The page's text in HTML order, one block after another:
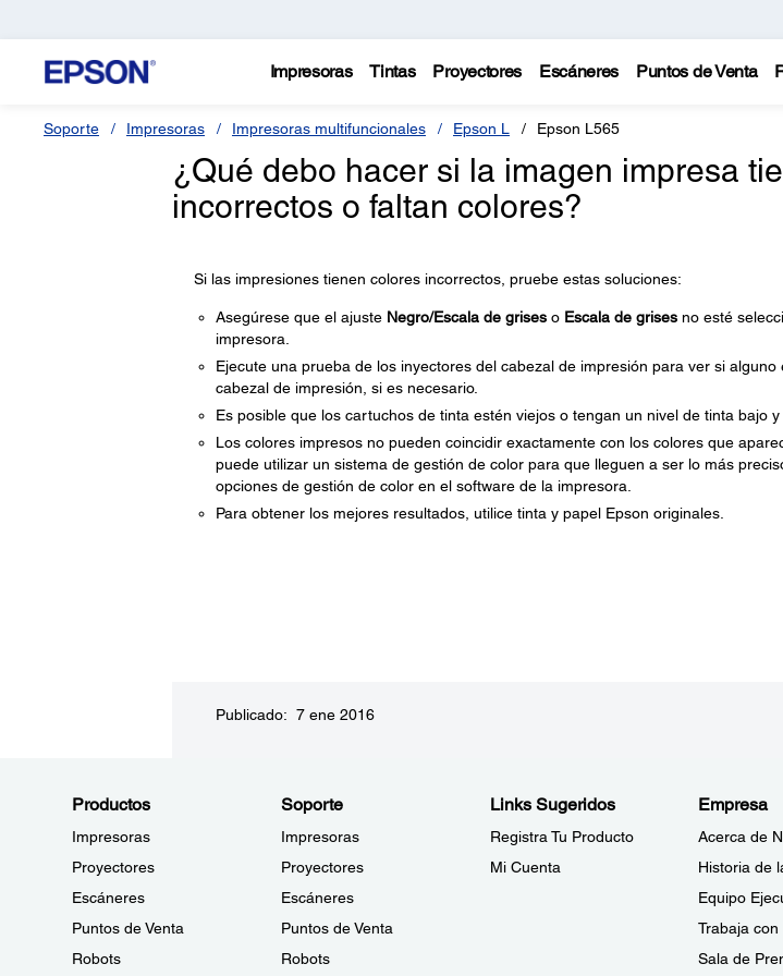
Impresoras Tintas Proyectores Escáneres Puntos de Venta
Soporte Impresoras Impresoras multifuncionales Epson L Epson L565
¿Qué debo hacer si la imagen impresa
incorrectos o faltan colores?
Si las impresiones tienen colores incorrectos, pruebe estas soluciones:
Asegúrese que el ajuste Negro/Escala de griseso Escala de grisesno esté
impresora.
Ejecute una prueba de los inyectores del cabezal de impresión para ver si alguno
cabezal de impresión, si es necesario.
Es posible que los cartuchos de tinta estén viejos o tengan un nivel de tinta bajo
Los colores impresos no pueden coincidir exactamente con los colores que
puede utilizar un sistema de gestión de color para que lleguen a ser lo más
opciones de gestión de color en el software de la impresora.
Para obtener los mejores resultados, utilice tinta y papel Epson originales.
Publicado: 7 ene 2016
Productos
Impresoras
Proyectores
Escáneres
Puntos de Venta
Robots
Soporte
Impresoras
Proyectores
Escáneres
Puntos de Venta
Robots
Links Sugeridos
Registra Tu Producto
Mi Cuenta
Empresa
Acerca de
Historia de
Equipo
Trabaja
Sala de